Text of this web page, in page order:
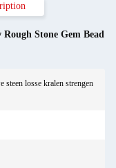
Rough Stone Gem Bead
steen losse kralen strengen